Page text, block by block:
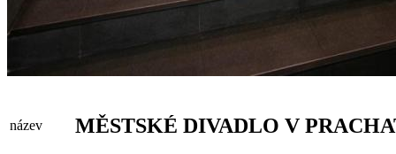
název MĚSTSKÉ DIVADLO V